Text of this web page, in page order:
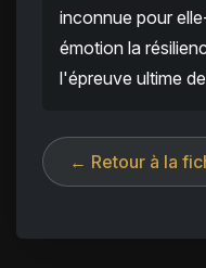
inconnue pour
émotion la
l'épreuve ultime
← Retour à la